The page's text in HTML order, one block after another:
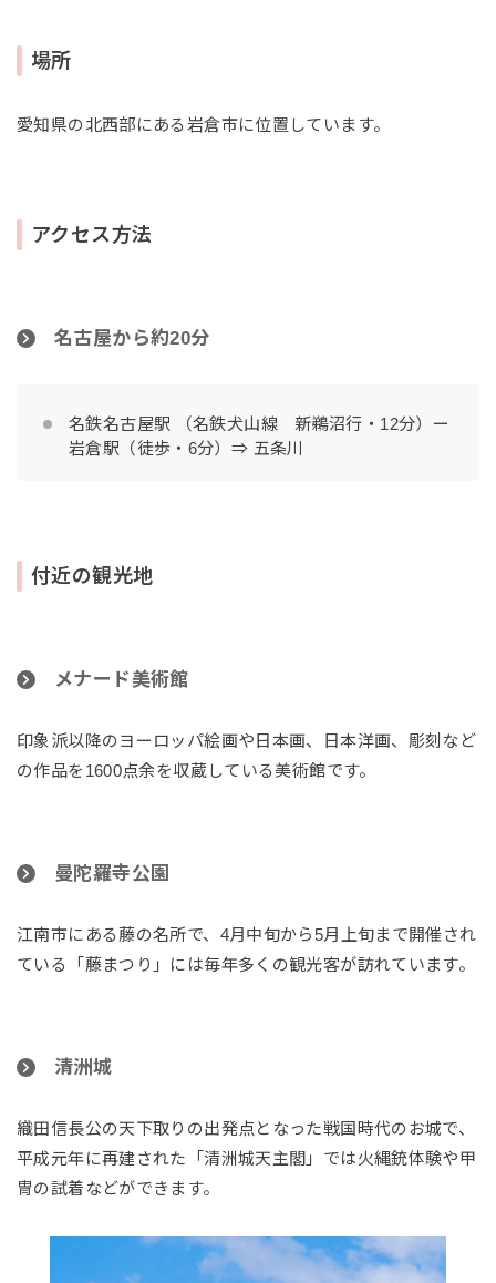
場所
愛知県の北西部にある岩倉市に位置しています。
アクセス方法
名古屋から約20分
名鉄名古屋駅 （名鉄犬山線 新鵜沼行・12分）ー
岩倉駅（徒歩・6分）⇒ 五条川
付近の観光地
メナード美術館
印象派以降のヨーロッパ絵画や日本画、日本洋画、彫刻など
の作品を1600点余を収蔵している美術館です。
曼陀羅寺公園
江南市にある藤の名所で、4月中旬から5月上旬まで開催され
ている「藤まつり」には毎年多くの観光客が訪れています。
清洲城
織田信長公の天下取りの出発点となった戦国時代のお城で、
平成元年に再建された「清洲城天主閣」では火縄銃体験や甲
冑の試着などができます。